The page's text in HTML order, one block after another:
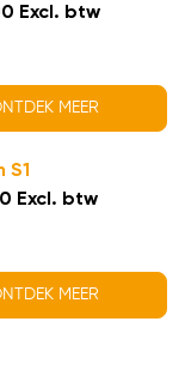
Excl. btw
MEER
S1
Excl. btw
MEER